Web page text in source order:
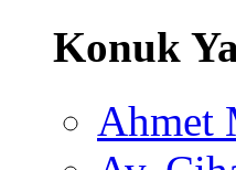
Konuk
Ahmet